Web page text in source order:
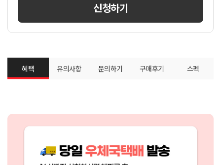
신청하기
혜택 유의사항 문의하기 구매후기 스펙